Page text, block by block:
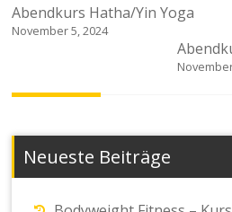
Beitragsnavigation
Abendkurs Hatha/Yin Yoga
November 5, 2024
Neueste Beiträge